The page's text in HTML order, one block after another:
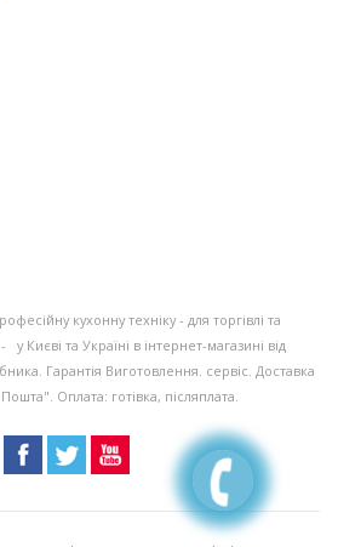
кухонну техніку - для торгівлі та
Києві та Україні в інтернет-магазині від
Гарантія Виготовлення. сервіс. Доставка
Оплата: готівка, післяплата.